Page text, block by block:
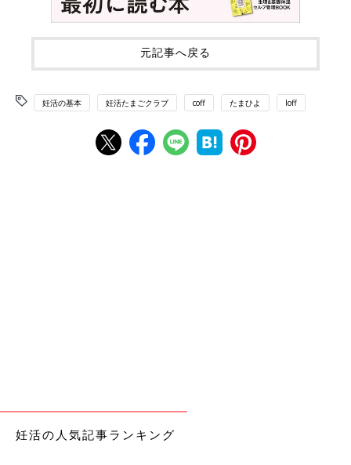
元記事へ戻る
妊活の基本 妊活たまごクラブ coff たまひよ loff
妊活の人気記事ランキング